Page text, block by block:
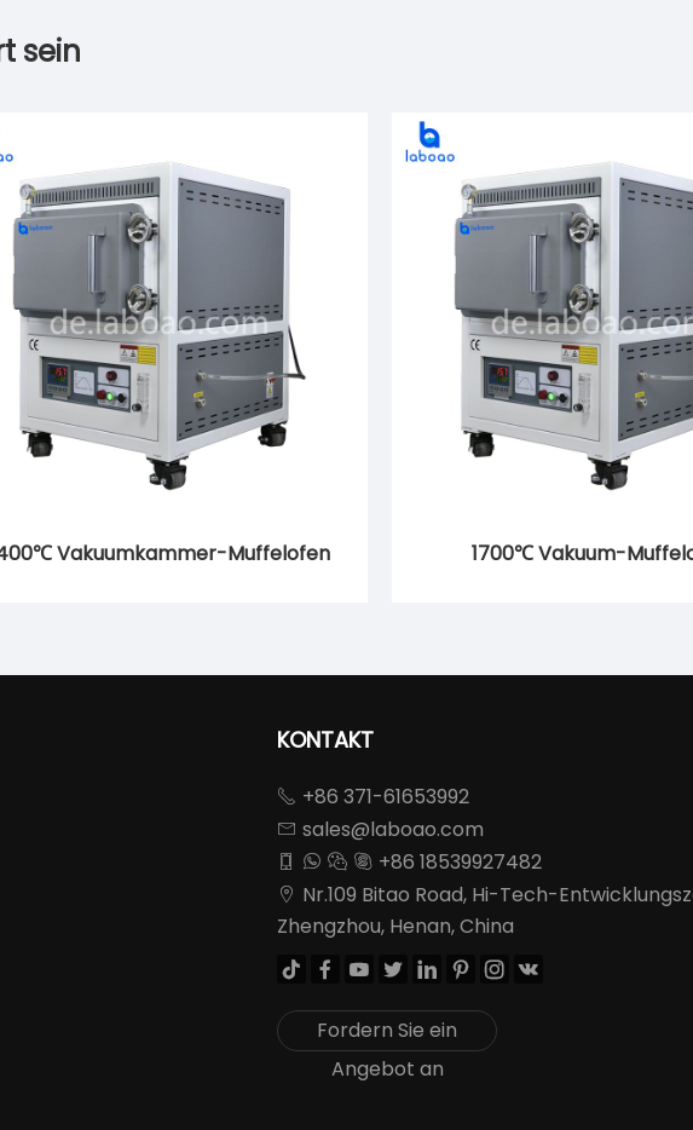
sein
Vakuumkammer-Muffelofen 1700℃ Vakuum-
KONTAKT
 +86 371-61653992
 sales@laboao.com
    +86 18539927482
 Nr.109 Bitao Road, Hi-Tech-
Zhengzhou, Henan, China
       
Fordern Sie ein
Angebot an